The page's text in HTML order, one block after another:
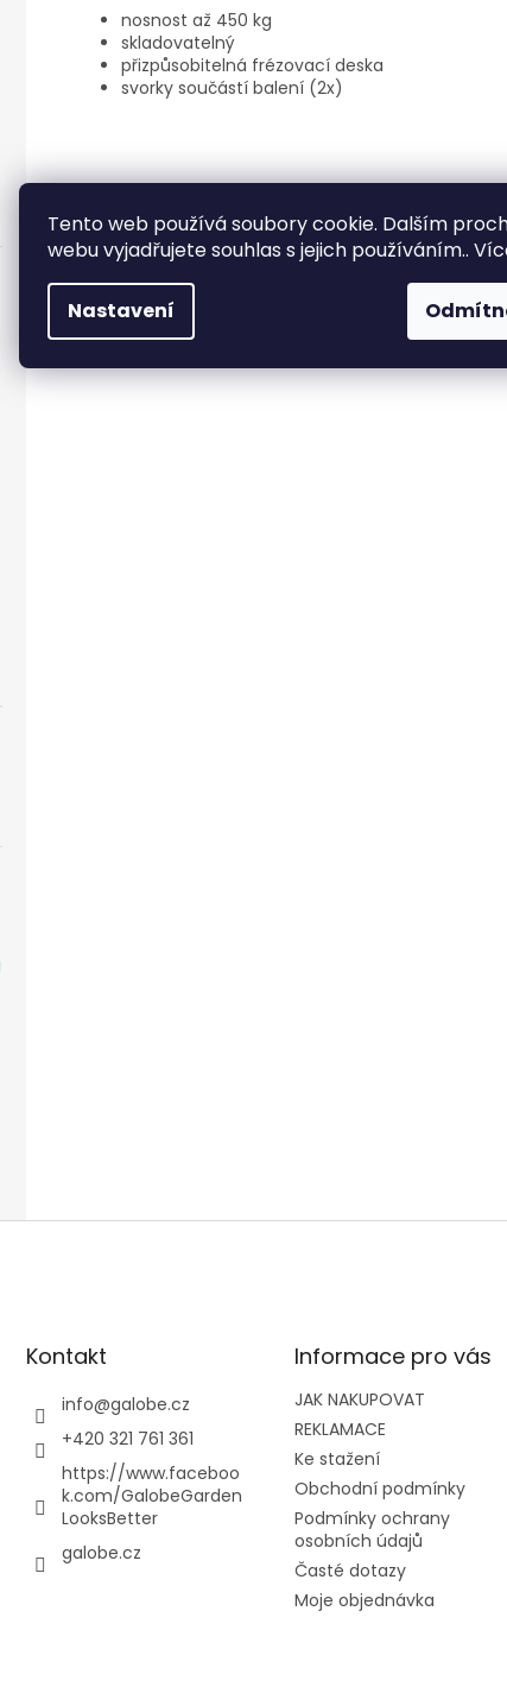
Tento web používá soubory cookie. Dalším
webu vyjadřujete souhlas s jejich používáním..
Nastavení
nosnost až 450 kg
skladovatelný
přizpůsobitelná frézovací deska
svorky součástí balení (2x)
Kontakt
info@galobe.cz
+420 321 761 361
https://www.faceboo
k.com/GalobeGarden
LooksBetter
galobe.cz
Informace pro vás
JAK NAKUPOVAT
REKLAMACE
Ke stažení
Obchodní podmínky
Podmínky ochrany
osobních údajů
Časté dotazy
Moje objednávka